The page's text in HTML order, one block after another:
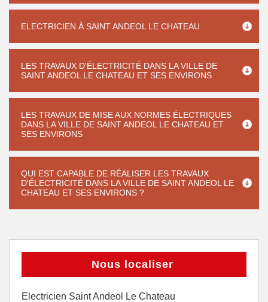
ELECTRICIEN À SAINT ANDEOL LE CHATEAU
LES TRAVAUX D'ÉLECTRICITÉ DANS LA VILLE DE
SAINT ANDEOL LE CHATEAU ET SES ENVIRONS
LES TRAVAUX DE MISE AUX NORMES ÉLECTRIQUES
DANS LA VILLE DE SAINT ANDEOL LE CHATEAU ET
SES ENVIRONS
QUI EST CAPABLE DE RÉALISER LES TRAVAUX
D'ÉLECTRICITÉ DANS LA VILLE DE SAINT ANDEOL LE
CHATEAU ET SES ENVIRONS ?
Nous localiser
Electricien Saint Andeol Le Chateau